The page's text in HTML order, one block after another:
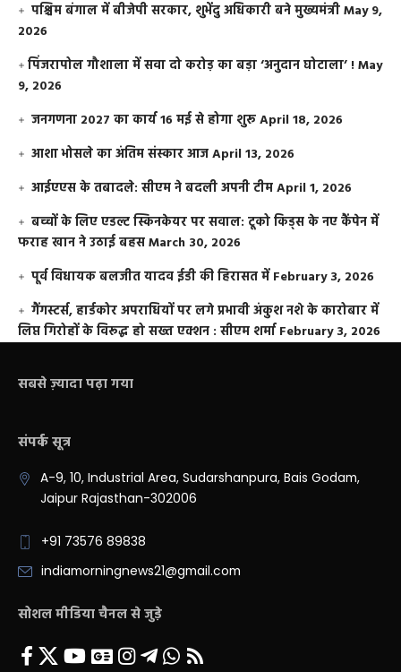
पश्चिम बंगाल में बीजेपी सरकार, शुभेंदु अधिकारी बने मुख्यमंत्रीMay 9,
2026
​पिंजरापोल गौशाला में सवा दो करोड़ का बड़ा ‘अनुदान घोटाला’ !May
9, 2026
जनगणना 2027 का कार्य 16 मई से होगा शुरूApril 18, 2026
आशा भोसले का अंतिम संस्कार आजApril 13, 2026
आईएएस के तबादले: सीएम ने बदली अपनी टीमApril 1, 2026
बच्चों के लिए एडल्ट स्किनकेयर पर सवाल: टूको किड्स के नए कैंपेन में
फराह खान ने उठाई बहसMarch 30, 2026
पूर्व विधायक बलजीत यादव ईडी की हिरासत में February 3, 2026
गैंगस्टर्स, हार्डकोर अपराधियों पर लगे प्रभावी अंकुश नशे के कारोबार में
लिप्त गिरोहों के विरूद्ध हो सख्त एक्शन : सीएम शर्मा February 3, 2026
सबसे ज़्यादा पढ़ा गया
संपर्क सूत्र
A-9, 10, Industrial Area, Sudarshanpura, Bais Godam,
Jaipur Rajasthan-302006
+91 73576 89838
indiamorningnews21@gmail.com
सोशल मीडिया चैनल से जुड़े